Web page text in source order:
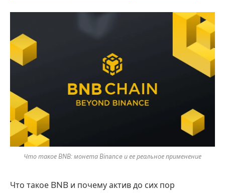
Что такое BNB: монета Binance и ее реальное применение
Что такое BNB и почему актив до сих пор